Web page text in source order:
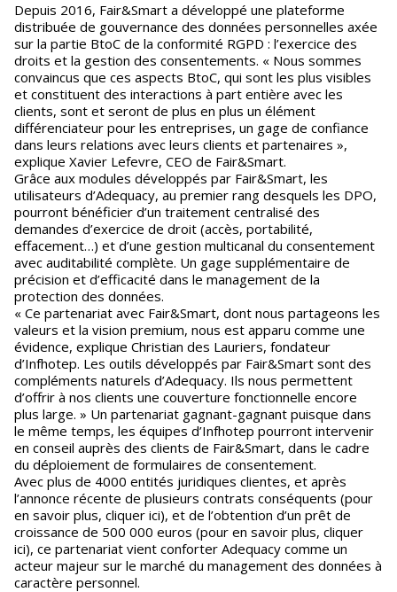
Depuis 2016, Fair&Smart a développé une plateforme
distribuée de gouvernance des données personnelles axée
sur la partie BtoC de la conformité RGPD : l’exercice des
droits et la gestion des consentements. « Nous sommes
convaincus que ces aspects BtoC, qui sont les plus visibles
et constituent des interactions à part entière avec les
clients, sont et seront de plus en plus un élément
différenciateur pour les entreprises, un gage de confiance
dans leurs relations avec leurs clients et partenaires »,
explique Xavier Lefevre, CEO de Fair&Smart.
Grâce aux modules développés par Fair&Smart, les
utilisateurs d’Adequacy, au premier rang desquels les DPO,
pourront bénéficier d’un traitement centralisé des
demandes d’exercice de droit (accès, portabilité,
effacement…) et d’une gestion multicanal du consentement
avec auditabilité complète. Un gage supplémentaire de
précision et d’efficacité dans le management de la
protection des données.
« Ce partenariat avec Fair&Smart, dont nous partageons les
valeurs et la vision premium, nous est apparu comme une
évidence, explique Christian des Lauriers, fondateur
d’Infhotep. Les outils développés par Fair&Smart sont des
compléments naturels d’Adequacy. Ils nous permettent
d’offrir à nos clients une couverture fonctionnelle encore
plus large. » Un partenariat gagnant-gagnant puisque dans
le même temps, les équipes d’Infhotep pourront intervenir
en conseil auprès des clients de Fair&Smart, dans le cadre
du déploiement de formulaires de consentement.
Avec plus de 4000 entités juridiques clientes, et après
l’annonce récente de plusieurs contrats conséquents (pour
en savoir plus, cliquer ici), et de l’obtention d’un prêt de
croissance de 500 000 euros (pour en savoir plus, cliquer
ici), ce partenariat vient conforter Adequacy comme un
acteur majeur sur le marché du management des données à
caractère personnel.